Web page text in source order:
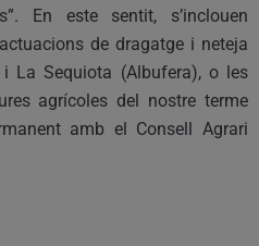
En este sentit, s’inclouen
de dragatge i neteja
La Sequiota (Albufera), o les
agrícoles del nostre terme
amb el Consell Agrari